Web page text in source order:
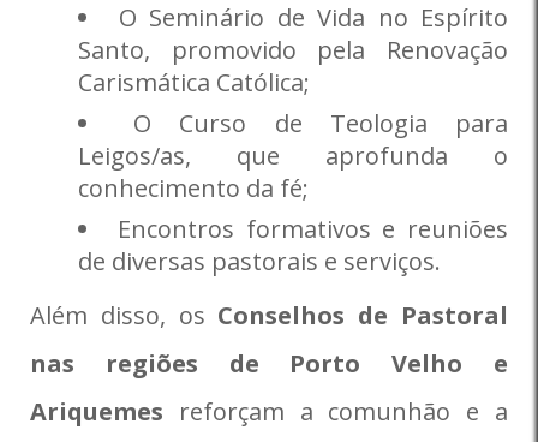
O Seminário de Vida no Espírito
Santo, promovido pela Renovação
Carismática Católica;
O Curso de Teologia para
Leigos/as, que aprofunda o
conhecimento da fé;
Encontros formativos e reuniões
de diversas pastorais e serviços.
Além disso, os Conselhos de Pastoral
nas regiões de Porto Velho e
Ariquemes reforçam a comunhão e a